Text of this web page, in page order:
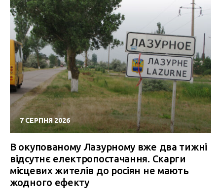
7 СЕРПНЯ 2026
В окупованому Лазурному вже два тижні
відсутнє електропостачання. Скарги
місцевих жителів до росіян не мають
жодного ефекту